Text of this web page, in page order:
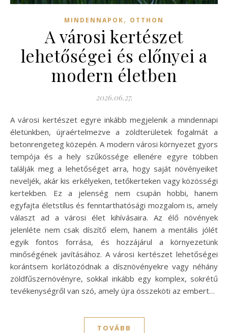
MINDENNAPOK, OTTHON
A városi kertészet
lehetőségei és előnyei a
modern életben
2026.06.27.
A városi kertészet egyre inkább megjelenik a mindennapi
életünkben, újraértelmezve a zöldterületek fogalmát a
betonrengeteg közepén. A modern városi környezet gyors
tempója és a hely szűkössége ellenére egyre többen
találják meg a lehetőséget arra, hogy saját növényeiket
neveljék, akár kis erkélyeken, tetőkerteken vagy közösségi
kertekben. Ez a jelenség nem csupán hobbi, hanem
egyfajta életstílus és fenntarthatósági mozgalom is, amely
választ ad a városi élet kihívásaira. Az élő növények
jelenléte nem csak díszítő elem, hanem a mentális jólét
egyik fontos forrása, és hozzájárul a környezetünk
minőségének javításához. A városi kertészet lehetőségei
korántsem korlátozódnak a dísznövényekre vagy néhány
zöldfűszernövényre, sokkal inkább egy komplex, sokrétű
tevékenységről van szó, amely újra összeköti az embert…
TOVÁBB